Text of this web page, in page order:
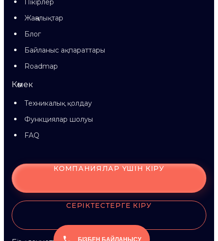
БІЗБЕН БАЙЛАНЫСУ
Пікірлер
Жаңалықтар
Блог
Байланыс ақпараттары
Roadmap
Көмек
Техникалық қолдау
Функциялар шолуы
FAQ
КОМПАНИЯЛАР ҮШІН КІРУ
СЕРІКТЕСТЕРГЕ КІРУ